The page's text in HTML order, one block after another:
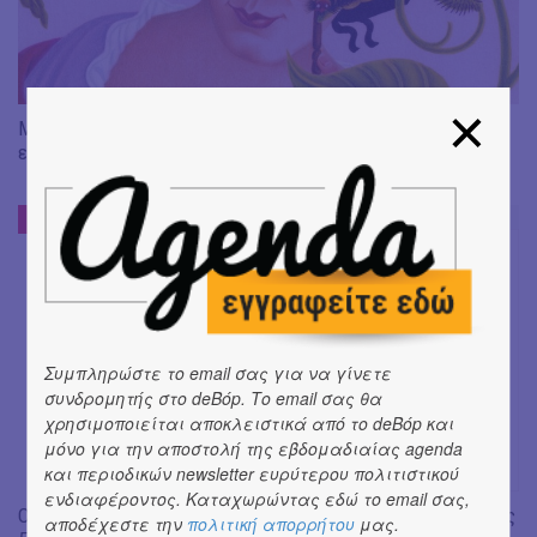
Μαρία Σιβύλλα Μεριάν, φυσιοδίφης και επιστημονική
εικονογράφος.
CLICK 4 THOUGHT
Ο Σταύρος Κιουτσιούκης «λέει ψέμματα» στο deBόp ή αλλιώς
Συμπληρώστε το email σας για να γίνετε
συνδρομητής στο deBόp. Το email σας θα
χρησιμοποιείται αποκλειστικά από το deBόp και
μόνο για την αποστολή της εβδομαδιαίας agenda
και περιοδικών newsletter ευρύτερου πολιτιστικού
ενδιαφέροντος. Καταχωρώντας εδώ το email σας,
αποδέχεστε την πολιτική απορρήτου μας.